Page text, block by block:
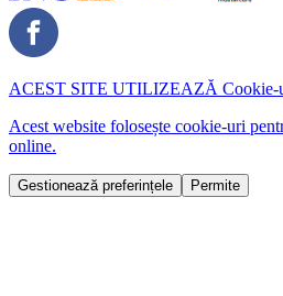
ACEST SITE UTILIZEAZĂ Cookie-
Acest website folosește cookie-uri
online.
Gestionează preferințele Permite